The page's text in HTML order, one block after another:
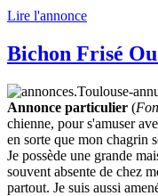
Lire l'annonce
Bichon Frisé
Annonce particulier (
chienne, pour s'amuser
en sorte que mon chagrin
Je possède une grande
souvent absente de chez
partout. Je suis aussi